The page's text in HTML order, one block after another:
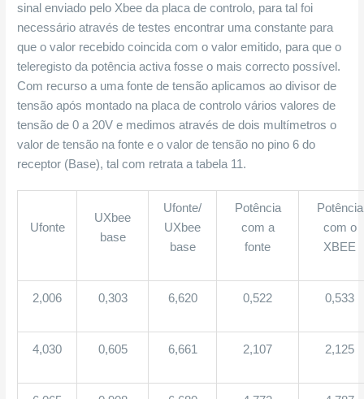
sinal enviado pelo Xbee da placa de controlo, para tal foi
necessário através de testes encontrar uma constante para
que o valor recebido coincida com o valor emitido, para que o
teleregisto da potência activa fosse o mais correcto possível.
Com recurso a uma fonte de tensão aplicamos ao divisor de
tensão após montado na placa de controlo vários valores de
tensão de 0 a 20V e medimos através de dois multímetros o
valor de tensão na fonte e o valor de tensão no pino 6 do
receptor (Base), tal com retrata a tabela 11.
Ufonte
UXbee
base
Ufonte/
UXbee
base
Potência
com a
fonte
Potência
com o
XBEE
2,006 0,303 6,620 0,522 0,533
4,030 0,605 6,661 2,107 2,125